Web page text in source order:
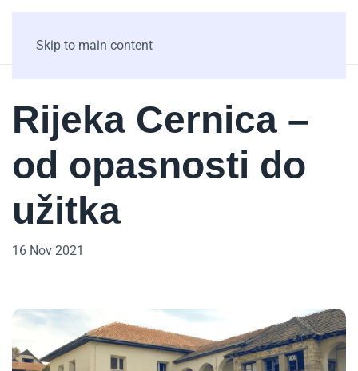
Skip to main content
Rijeka Cernica –
od opasnosti do
užitka
16 Nov 2021